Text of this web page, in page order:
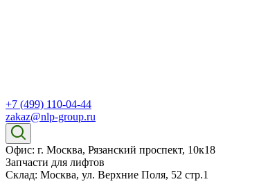
+7 (499) 110-04-44
zakaz@nlp-group.ru
Офис: г. Москва, Рязанский проспект, 10к18
Запчасти для лифтов
Склад: Москва, ул. Верхние Поля, 52 стр.1